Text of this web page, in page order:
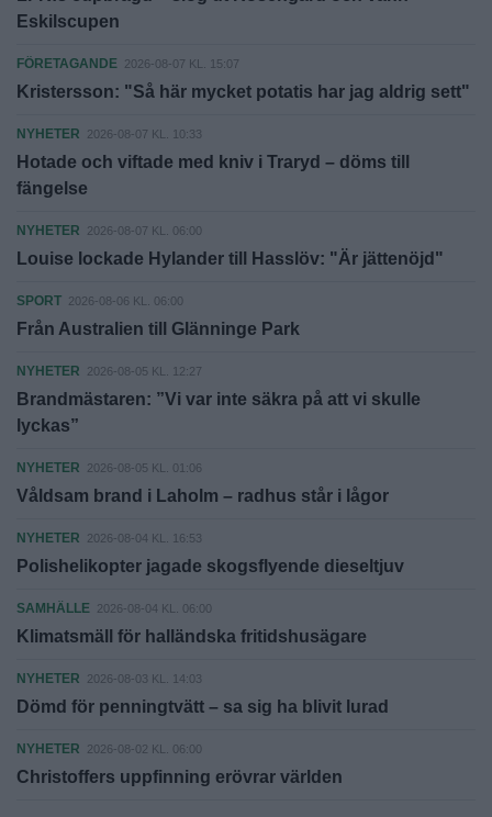
Eskilscupen
FÖRETAGANDE 2026-08-07 KL. 15:07
Kristersson: "Så här mycket potatis har jag aldrig sett"
NYHETER 2026-08-07 KL. 10:33
Hotade och viftade med kniv i Traryd – döms till
fängelse
NYHETER 2026-08-07 KL. 06:00
Louise lockade Hylander till Hasslöv: "Är jättenöjd"
SPORT 2026-08-06 KL. 06:00
Från Australien till Glänninge Park
NYHETER 2026-08-05 KL. 12:27
Brandmästaren: ”Vi var inte säkra på att vi skulle
lyckas”
NYHETER 2026-08-05 KL. 01:06
Våldsam brand i Laholm – radhus står i lågor
NYHETER 2026-08-04 KL. 16:53
Polishelikopter jagade skogsflyende dieseltjuv
SAMHÄLLE 2026-08-04 KL. 06:00
Klimatsmäll för halländska fritidshusägare
NYHETER 2026-08-03 KL. 14:03
Dömd för penningtvätt – sa sig ha blivit lurad
NYHETER 2026-08-02 KL. 06:00
Christoffers uppfinning erövrar världen